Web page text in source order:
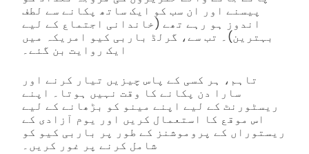
پیسنے اور ان سب کو ایک ساتھ پکانے سے لطف
اندوز ہو رہے تھے (خاندانی اجتماع کے لیے
بہترین)۔ تب سے، گرلڈ باربی کیو امریکہ میں
ایک روایت بن گئے۔
تاہم، ہر کسی کے پاس چیزیں تیار کرنے اور
سارا دن پکانے کا وقت نہیں ہوتا۔ اپنے
ریسٹورنٹ کے لیے اپنے مینو کو بڑھانے کے لیے
اس موقع کا استعمال کریں اور یوم آزادی کے
ریستوراں کے پروموشنز کے طور پر باربی کیو کو
شامل کرنے پر غور کریں۔